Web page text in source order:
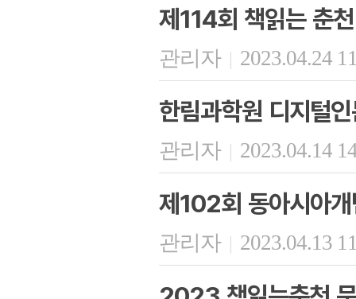
제114회 책읽는 춘천
관리자 | 2023.04.24
한림과학원 디지털
관리자 | 2023.04.14
제102회 동아시아
관리자 | 2023.04.13